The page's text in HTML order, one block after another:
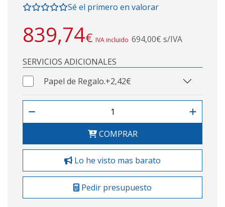
Sé el primero en valorar
839,74€ IVA incluido 694,00€ s/IVA
SERVICIOS ADICIONALES
Papel de Regalo.+2,42€
COMPRAR
Lo he visto mas barato
Pedir presupuesto